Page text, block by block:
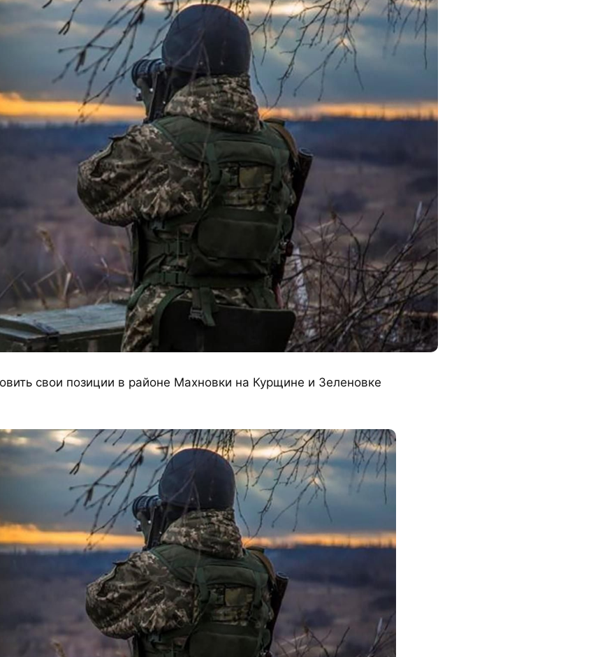
свои позиции в районе Махновки на Курщине и Зеленовке